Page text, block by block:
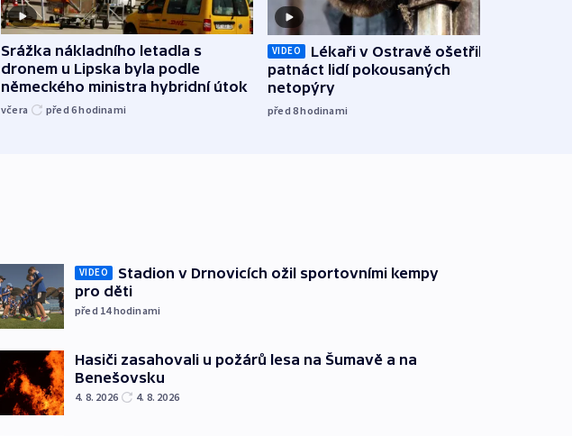
Srážka nákladního letadla s
dronem u Lipska byla podle
německého ministra hybridní útok
včera před 6hodinami
VIDEO
Lékaři v Ostravě ošetřili už
patnáct lidí pokousaných
netopýry
před 8hodinami
VIDEO
Stadion v Drnovicích ožil sportovními kempy
pro děti
před 14hodinami
Hasiči zasahovali u požárů lesa na Šumavě a na
Benešovsku
4. 8. 2026 4. 8. 2026